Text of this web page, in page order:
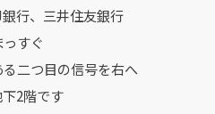
行、三井住友銀行
すぐ
二つ目の信号を右へ
2階です